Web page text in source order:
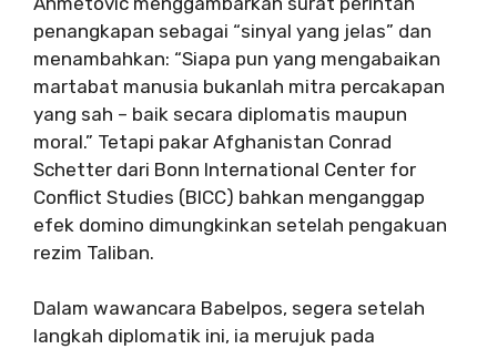
penangkapan sebagai “sinyal yang jelas” dan
menambahkan: “Siapa pun yang mengabaikan
martabat manusia bukanlah mitra percakapan
yang sah – baik secara diplomatis maupun
moral.” Tetapi pakar Afghanistan Conrad
Schetter dari Bonn International Center for
Conflict Studies (BICC) bahkan menganggap
efek domino dimungkinkan setelah pengakuan
rezim Taliban.
Dalam wawancara Babelpos, segera setelah
langkah diplomatik ini, ia merujuk pada